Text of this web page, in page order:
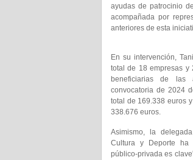
ayudas de patrocinio
acompañada por
anteriores de esta
En su intervención,
total de 18 empresas y
beneficiarias de las
convocatoria de 2024
total de 169.338 euros
338.676 euros.
Asimismo, la
Cultura y Deporte ha
público-privada es